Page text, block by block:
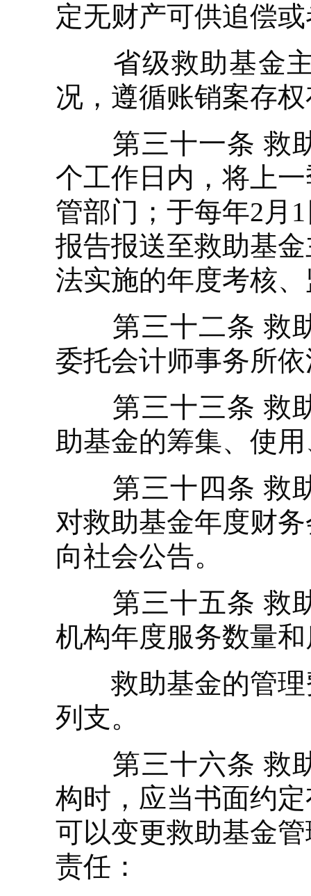
定无财产可供追偿
省级救助基金主
况，遵循账销案存
第三十一条 救助
个工作日内，将上
管部门；于每年2月
报告报送至救助基
法实施的年度考核
第三十二条 救助
委托会计师事务所
第三十三条 救助
助基金的筹集、使
第三十四条 救助
对救助基金年度财
向社会公告。
第三十五条 救助
机构年度服务数量
救助基金的管理
列支。
第三十六条 救助
构时，应当书面约
可以变更救助基金
责任：